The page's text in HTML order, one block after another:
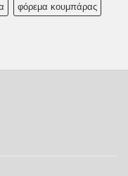
φόρεμα κουμπάρας